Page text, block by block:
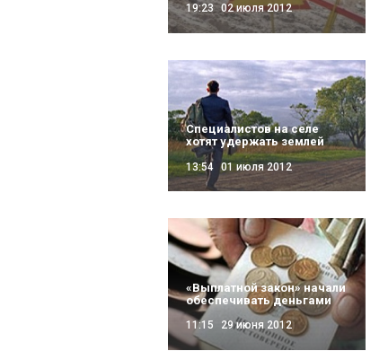
19:23 02 июля 2012
Специалистов на селе
хотят удержать землей
13:54 01 июля 2012
«Выплатной закон» начали
обеспечивать деньгами
11:15 29 июня 2012